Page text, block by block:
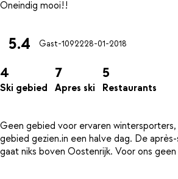
5.4 Gast-1092228-01-2018
4
Ski gebied
7
Apres ski
5
Restaurants
Geen gebied voor ervaren
gebied gezien.in een halve dag. De